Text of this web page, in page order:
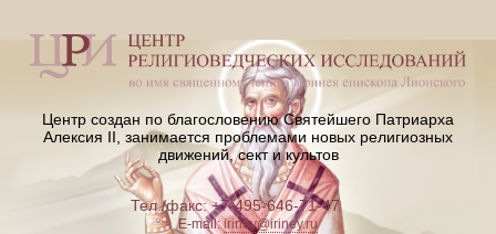
Центр создан по благословению Святейшего Патриарха
Алексия II, занимается проблемами новых религиозных
движений, сект и культов
Тел./факс: +7-495-646-71-47
E-mail:iriney@iriney.ru